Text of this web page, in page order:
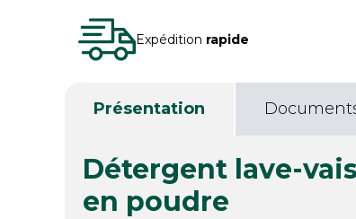
Expédition rapide
Présentation
Détergent lave-
en poudre